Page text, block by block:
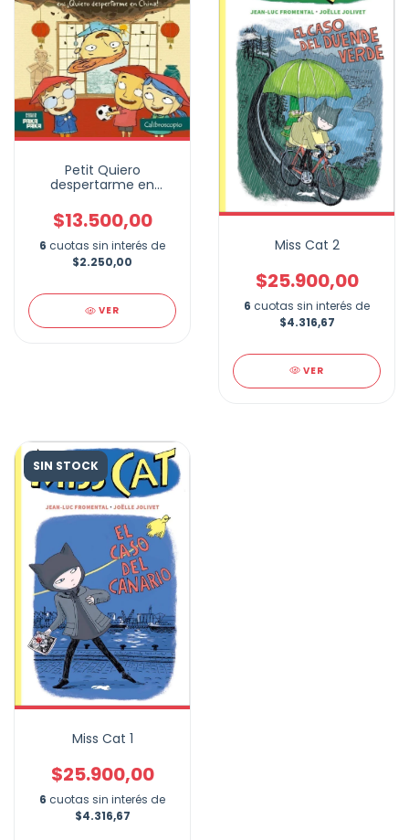
Petit Quiero
despertarme en
$13.500,00
6 cuotas sin interés de
$2.250,00
VER
Miss Cat 2
$25.900,00
6 cuotas sin interés de
$4.316,67
VER
SIN STOCK
Miss Cat 1
$25.900,00
6 cuotas sin interés de
$4.316,67